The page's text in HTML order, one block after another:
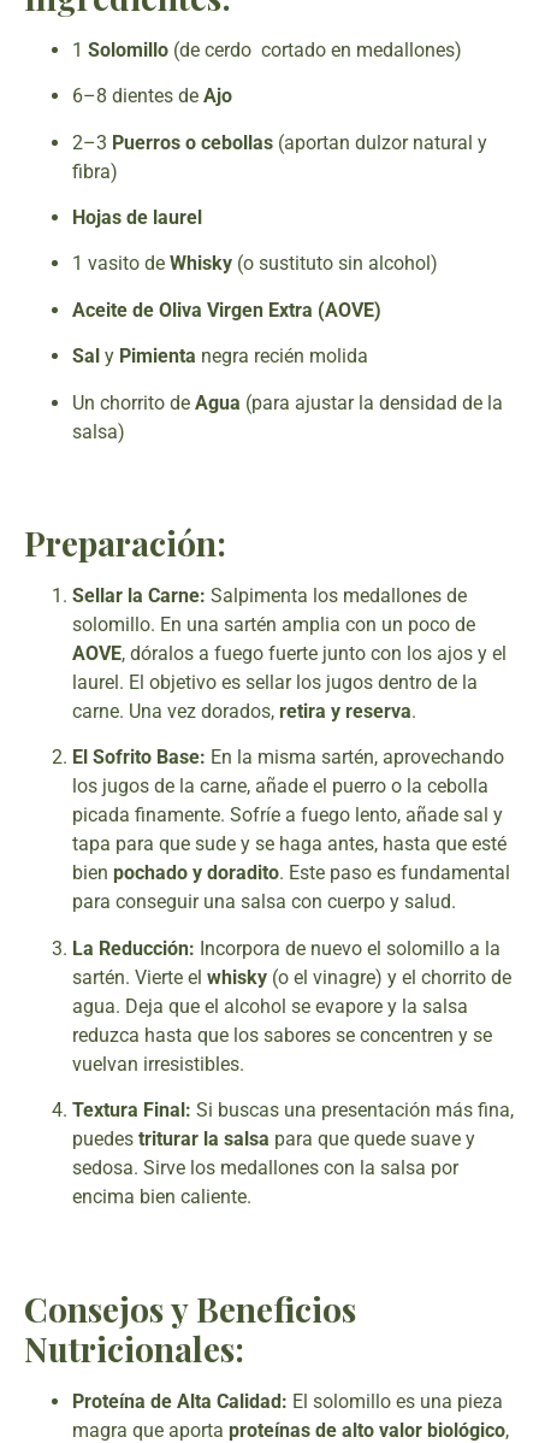
1 Solomillo (de cerdo cortado en medallones)
6–8 dientes de Ajo
2–3 Puerros o cebollas (aportan dulzor natural y
fibra)
Hojas de laurel
1 vasito de Whisky (o sustituto sin alcohol)
Aceite de Oliva Virgen Extra (AOVE)
Sal y Pimienta negra recién molida
Un chorrito de Agua (para ajustar la densidad de la
salsa)
Preparación:
Sellar la Carne: Salpimenta los medallones de
solomillo. En una sartén amplia con un poco de
AOVE, dóralos a fuego fuerte junto con los ajos y el
laurel. El objetivo es sellar los jugos dentro de la
carne. Una vez dorados, retira y reserva.
El Sofrito Base: En la misma sartén, aprovechando
los jugos de la carne, añade el puerro o la cebolla
picada finamente. Sofríe a fuego lento, añade sal y
tapa para que sude y se haga antes, hasta que esté
bien pochado y doradito. Este paso es fundamental
para conseguir una salsa con cuerpo y salud.
La Reducción: Incorpora de nuevo el solomillo a la
sartén. Vierte el whisky (o el vinagre) y el chorrito de
agua. Deja que el alcohol se evapore y la salsa
reduzca hasta que los sabores se concentren y se
vuelvan irresistibles.
Textura Final: Si buscas una presentación más fina,
puedes triturar la salsa para que quede suave y
sedosa. Sirve los medallones con la salsa por
encima bien caliente.
Consejos y Beneficios
Nutricionales:
Proteína de Alta Calidad: El solomillo es una pieza
magra que aporta proteínas de alto valor biológico,